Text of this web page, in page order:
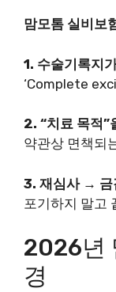
맘모톰 실비보
1. 수술기록지
‘Complete
2. “치료 목적”
약관상 면책되
3. 재심사 → 금
포기하지 말고
2026년
경